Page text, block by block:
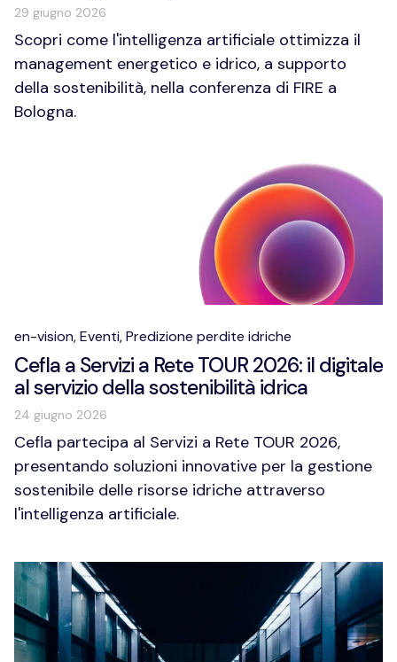
29 giugno 2026
Scopri come l'intelligenza artificiale ottimizza il
management energetico e idrico, a supporto
della sostenibilità, nella conferenza di FIRE a
Bologna.
en-vision,Eventi,Predizione perdite idriche
Cefla a Servizi a Rete TOUR 2026: il digitale
al servizio della sostenibilità idrica
24 giugno 2026
Cefla partecipa al Servizi a Rete TOUR 2026,
presentando soluzioni innovative per la gestione
sostenibile delle risorse idriche attraverso
l'intelligenza artificiale.